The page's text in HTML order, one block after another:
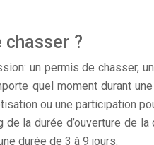
?
un permis de chasser,
quel moment durant
ou une participation
la durée d’ouverture de
durée de 3 à 9 jours.